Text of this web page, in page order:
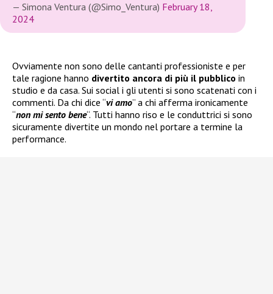
— Simona Ventura (@Simo_Ventura) February 18,
2024
Ovviamente non sono delle cantanti professioniste e per
tale ragione hanno divertito ancora di più il pubblico in
studio e da casa. Sui social i gli utenti si sono scatenati con i
commenti. Da chi dice “vi amo” a chi afferma ironicamente
“non mi sento bene“. Tutti hanno riso e le conduttrici si sono
sicuramente divertite un mondo nel portare a termine la
performance.